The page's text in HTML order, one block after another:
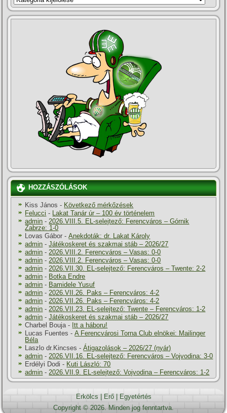
HOZZÁSZÓLÁSOK
Kiss János - Következő mérkőzések
Felucci -
Lakat Tanár úr – 100 év történelem
admin - 2026.VIII.5. EL-selejtező: Ferencváros – Górnik
Zabrze: 1-0
Lovas Gábor -Anekdoták: dr. Lakat Károly
admin -Játékoskeret és szakmai stáb – 2026/27
admin - 2026.VIII.2. Ferencváros – Vasas: 0-0
admin - 2026.VIII.2. Ferencváros – Vasas: 0-0
admin - 2026.VII.30. EL-selejtező: Ferencváros – Twente: 2-2
admin - Botka Endre
admin - Bamidele Yusuf
admin - 2026.VII.26. Paks – Ferencváros: 4-2
admin - 2026.VII.26. Paks – Ferencváros: 4-2
admin - 2026.VII.23. EL-selejtező: Twente – Ferencváros: 1-2
admin -Játékoskeret és szakmai stáb – 2026/27
Charbel Bouja - Itt a háboru!
Lucas Fuentes -A Ferencvárosi Torna Club elnökei: Mailinger
Béla
Laszlo dr.Kincses -Átigazolások – 2026/27 (nyár)
admin - 2026.VII.16. EL-selejtező: Ferencváros – Vojvodina: 3-0
Erdélyi Dodi - Kuti László: 70
admin - 2026.VII.9. EL-selejtező: Vojvodina – Ferencváros: 1-2
Erkölcs Erő|
Egyetértés
Copyright © 2026. Minden jog fenntartva.